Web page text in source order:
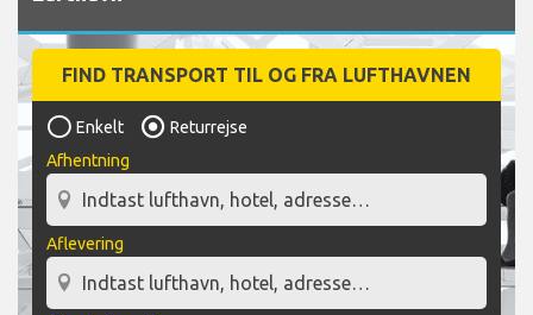
FIND TRANSPORT TIL OG FRA LUFTHAVNEN
Enkelt
Returrejse
Afhentning
Aflevering